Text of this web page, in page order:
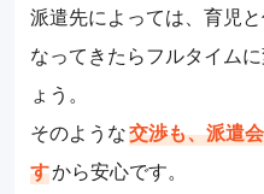
派遣先によっては、育児
なってきたらフルタイム
ょう。
そのような交渉も、派遣
すから安心です。